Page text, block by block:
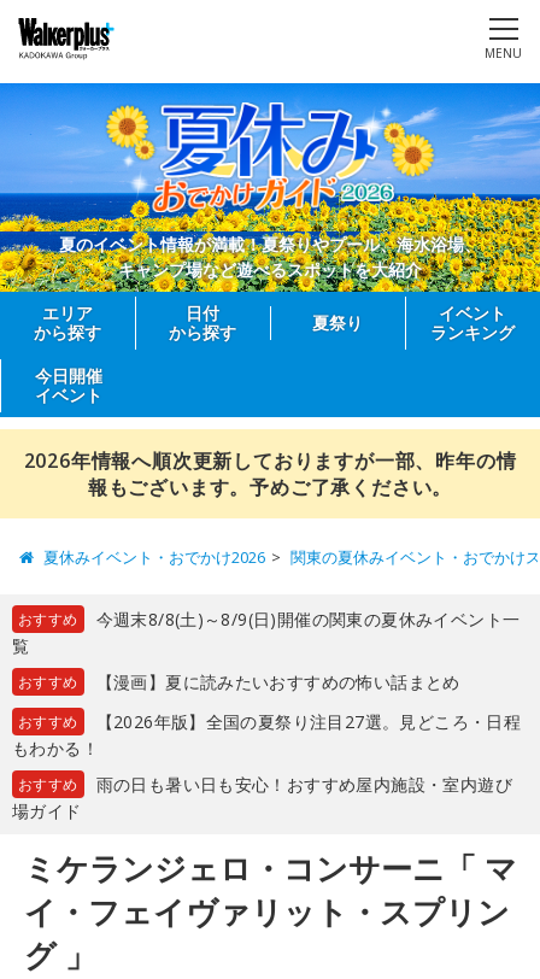
MENU
夏のイベント情報が満載！夏祭りやプール、海水浴場、
キャンプ場など遊べるスポットを大紹介
エリア
から探す
日付
から探す
夏祭り
イベント
ランキング
今日開催
イベント
2026年情報へ順次更新しておりますが一部、昨年の情
報もございます。予めご了承ください。
夏休みイベント・おでかけ2026 関東の夏休みイベント・おでかけ
おすすめ
今週末8/8(土)～8/9(日)開催の関東の夏休みイベント一
覧
おすすめ 【漫画】夏に読みたいおすすめの怖い話まとめ
おすすめ
【2026年版】全国の夏祭り注目27選。見どころ・日程
もわかる！
おすすめ
雨の日も暑い日も安心！おすすめ屋内施設・室内遊び
場ガイド
ミケランジェロ・コンサーニ「 マ
イ・フェイヴァリット・スプリン
グ 」